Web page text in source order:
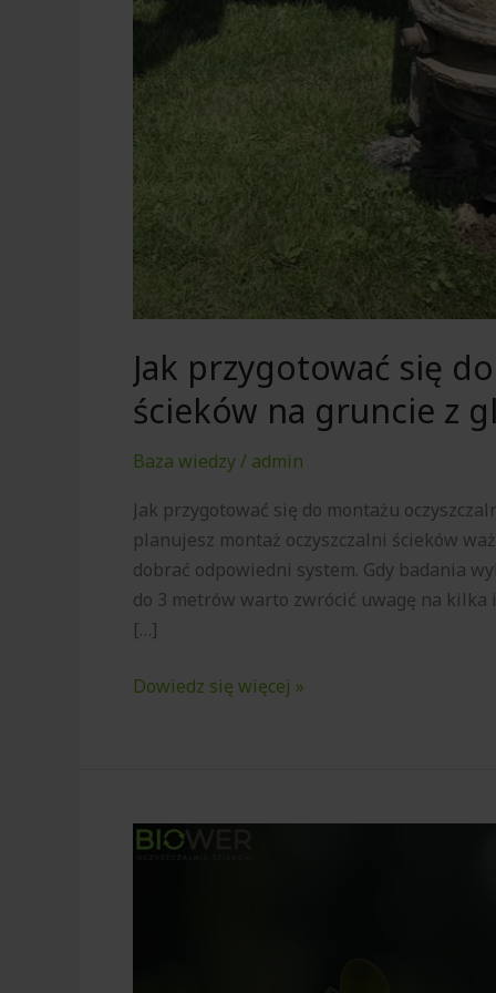
Jak przygotować się
ścieków na gruncie z
Baza wiedzy/ admin
Jak przygotować się do montażu
planujesz montaż oczyszczalni ścieków
dobrać odpowiedni system. Gdy badania
do 3 metrów warto zwrócić uwagę na
[…]
gruncie
gliną
i
wodą
Dowiedz się więcej »
Opinia